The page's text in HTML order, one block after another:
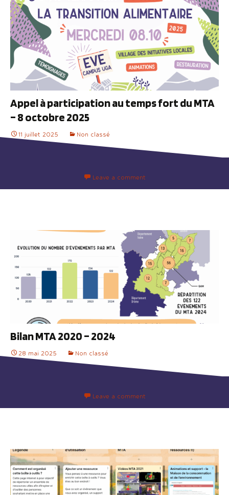
Appel à participation au temps fort du MTA
– 8 octobre 2025
11 juillet 2025 Non classé
Leave a comment
Bilan MTA 2020 – 2024
28 mai 2025 Non classé
Leave a comment